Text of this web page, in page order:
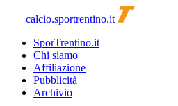
calcio.sportrentino.it
SporTrentino.it
Chi siamo
Affiliazione
Pubblicità
Archivio